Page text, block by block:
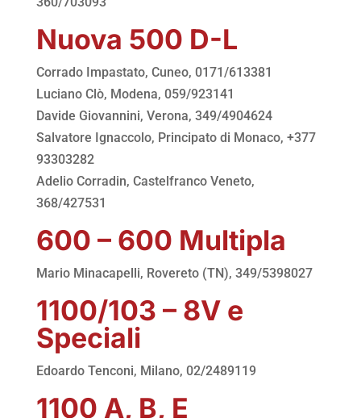
Nuova 500 D-L
Corrado Impastato, Cuneo, 0171/613381
Luciano Clò, Modena, 059/923141
Davide Giovannini, Verona, 349/4904624
Salvatore Ignaccolo, Principato di Monaco, +377
93303282
Adelio Corradin, Castelfranco Veneto,
368/427531
600 – 600 Multipla
Mario Minacapelli, Rovereto (TN), 349/5398027
1100/103 – 8V e
Speciali
Edoardo Tenconi, Milano, 02/2489119
1100 A, B, E